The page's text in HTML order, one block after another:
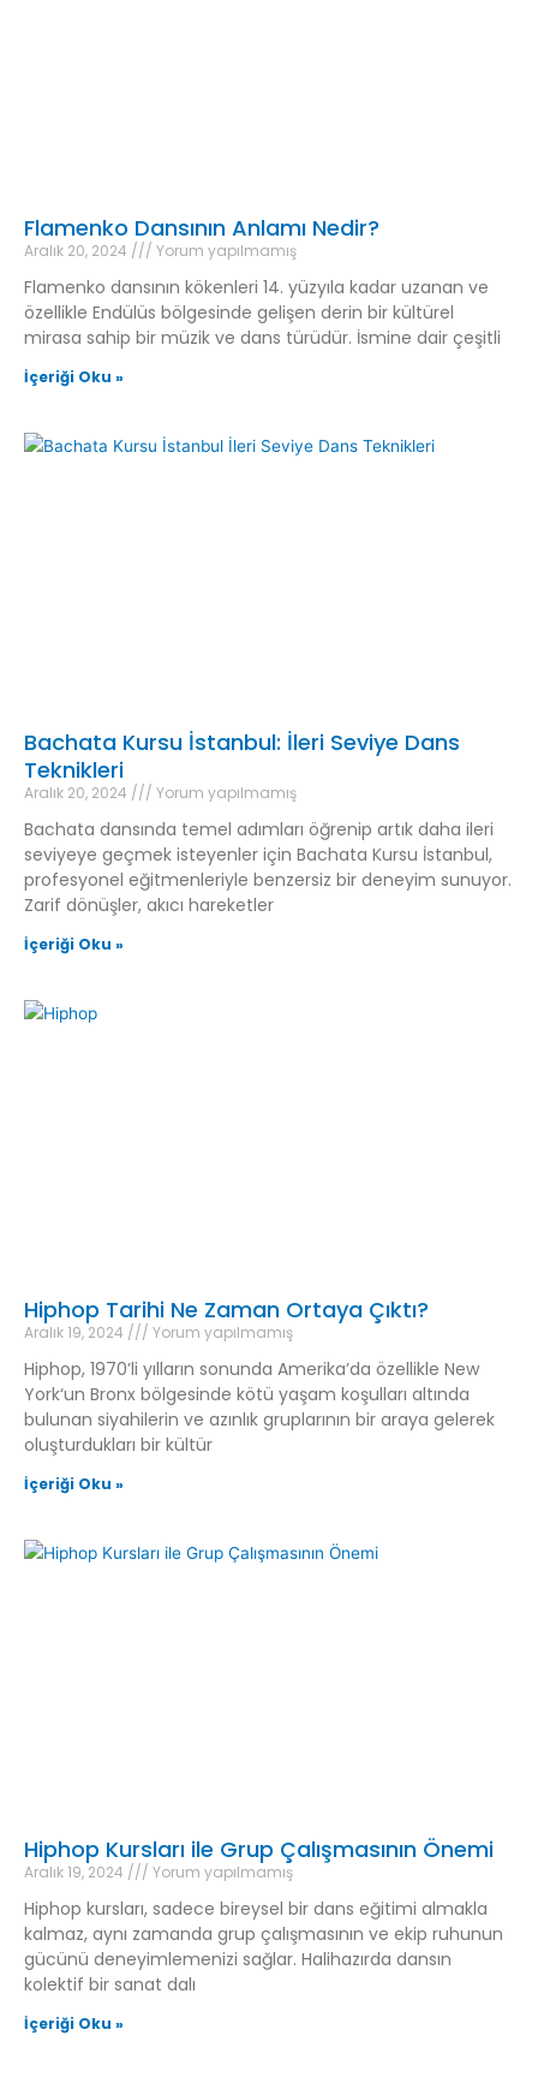
Flamenko Dansının Anlamı Nedir?
Aralık 20, 2024 Yorum yapılmamış
Flamenko dansının kökenleri 14. yüzyıla kadar uzanan ve
özellikle Endülüs bölgesinde gelişen derin bir kültürel
mirasa sahip bir müzik ve dans türüdür. İsmine dair çeşitli
İçeriği Oku »
Bachata Kursu İstanbul: İleri Seviye Dans
Teknikleri
Aralık 20, 2024 Yorum yapılmamış
Bachata dansında temel adımları öğrenip artık daha ileri
seviyeye geçmek isteyenler için Bachata Kursu İstanbul,
profesyonel eğitmenleriyle benzersiz bir deneyim sunuyor.
Zarif dönüşler, akıcı hareketler
İçeriği Oku »
Hiphop Tarihi Ne Zaman Ortaya Çıktı?
Aralık 19, 2024 Yorum yapılmamış
Hiphop, 1970’li yılların sonunda Amerika’da özellikle New
York‘un Bronx bölgesinde kötü yaşam koşulları altında
bulunan siyahilerin ve azınlık gruplarının bir araya gelerek
oluşturdukları bir kültür
İçeriği Oku »
Hiphop Kursları ile Grup Çalışmasının Önemi
Aralık 19, 2024 Yorum yapılmamış
Hiphop kursları, sadece bireysel bir dans eğitimi almakla
kalmaz, aynı zamanda grup çalışmasının ve ekip ruhunun
gücünü deneyimlemenizi sağlar. Halihazırda dansın
kolektif bir sanat dalı
İçeriği Oku »